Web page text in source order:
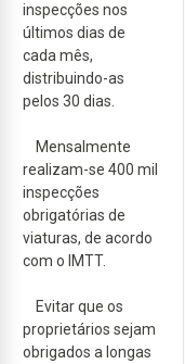
inspecções nos
últimos dias de
cada mês,
distribuindo-as
pelos 30 dias.
Mensalmente
realizam-se 400 mil
inspecções
obrigatórias de
viaturas, de acordo
com o IMTT.
Evitar que os
proprietários sejam
obrigados a longas